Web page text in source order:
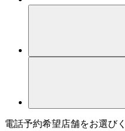
電話予約希望店舗をお選び